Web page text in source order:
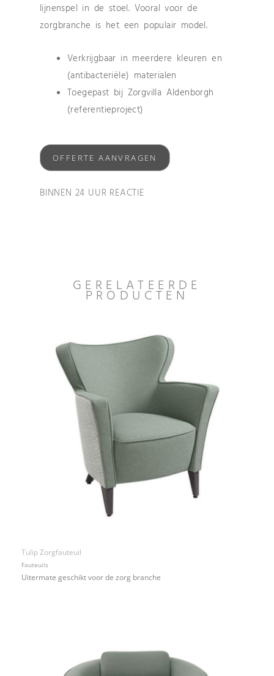
lijnenspel in de stoel. Vooral voor de
zorgbranche is het een populair model.
Verkrijgbaar in meerdere kleuren en
(antibacteriële) materialen
Toegepast bij Zorgvilla Aldenborgh
(referentieproject)
OFFERTE AANVRAGEN
BINNEN 24 UUR REACTIE
GERELATEERDE
PRODUCTEN
Tulip Zorgfauteuil
Fauteuils
Uitermate geschikt voor de zorg branche